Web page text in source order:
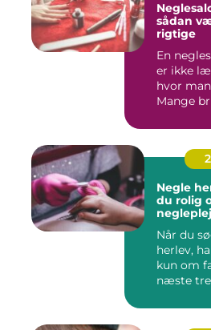
sådan
rigtige
En
er ikke
hvor
Mange
Negle herlev
du rolig
Når du
herlev,
kun om
næste